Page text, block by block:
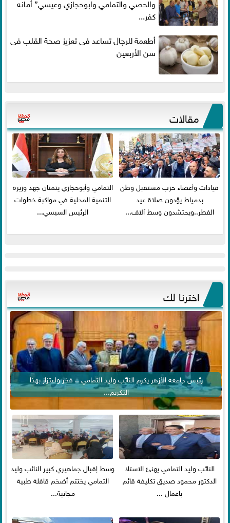
والحصي والتمامي وابوحجازي وعيسي” أمانه
كفر...
أطعمة للرجال تساعد فى تعزيز صحة القلب فى
سن الأربعين
مقالات
قيادات وأعضاء حزب مستقبل وطن
بدمياط يؤدون صلاة عيد
الفطر..ويحتشدون وسط آلاف...
التمامي وأبوحجازي يثمنان جهد وزيرة
التنمية المحلية في مواكبة خطوات
الرئيس السيسي...
اخترنا لك
رئيس جامعة الأزهر يكرم النائب وليد التمامي .. فخر واعتزاز بهذا
التكريم...
النائب وليد التمامي يهنئ الاستاذ
الدكتور محمود صديق تكليفة قائم
باعمال ...
وسط إقبال جماهيري كبير النائب وليد
التمامي يختتم أضخم قافلة طبية
مجانية...